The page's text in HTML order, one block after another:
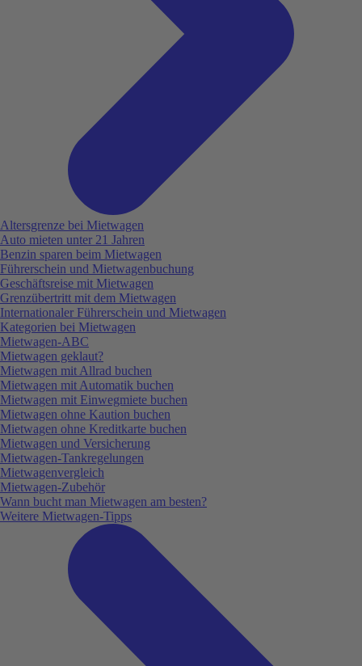
Altersgrenze bei Mietwagen
Auto mieten unter 21 Jahren
Benzin sparen beim Mietwagen
Führerschein und Mietwagenbuchung
Geschäftsreise mit Mietwagen
Grenzübertritt mit dem Mietwagen
Internationaler Führerschein und Mietwagen
Kategorien bei Mietwagen
Mietwagen-ABC
Mietwagen geklaut?
Mietwagen mit Allrad buchen
Mietwagen mit Automatik buchen
Mietwagen mit Einwegmiete buchen
Mietwagen ohne Kaution buchen
Mietwagen ohne Kreditkarte buchen
Mietwagen und Versicherung
Mietwagen-Tankregelungen
Mietwagenvergleich
Mietwagen-Zubehör
Wann bucht man Mietwagen am besten?
Weitere Mietwagen-Tipps